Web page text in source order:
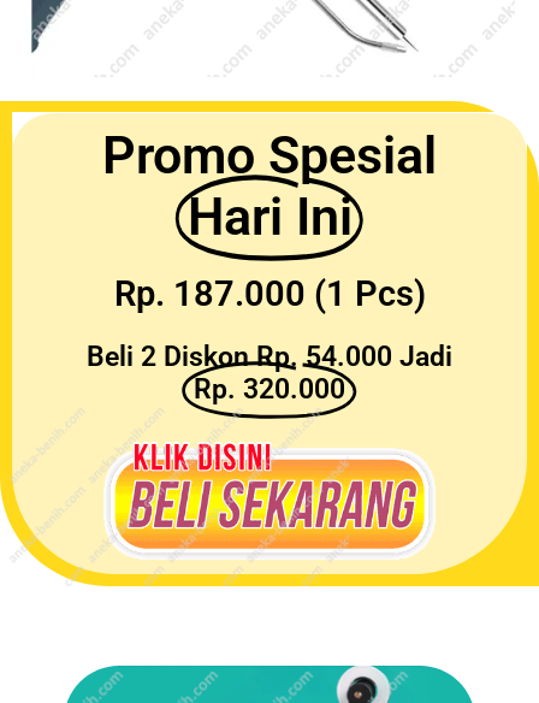
Promo Spesial
Hari Ini
Rp. 187.000 (1 Pcs)
Beli 2 Diskon Rp. 54.000 Jadi
Rp. 320.000